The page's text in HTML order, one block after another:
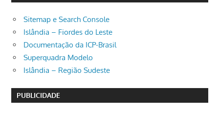
Sitemap e Search Console
Islândia – Fiordes do Leste
Documentação da ICP-Brasil
Superquadra Modelo
Islândia – Região Sudeste
PUBLICIDADE